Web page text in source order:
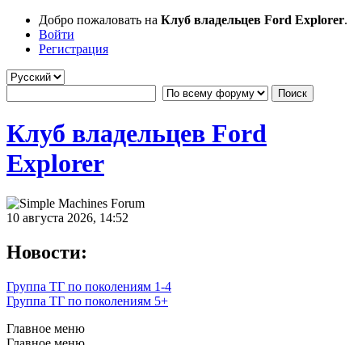
Добро пожаловать на Клуб владельцев Ford Explorer.
Войти
Регистрация
Клуб владельцев Ford
Explorer
10 августа 2026, 14:52
Новости:
Группа ТГ по поколениям 1-4
Группа ТГ по поколениям 5+
Главное меню